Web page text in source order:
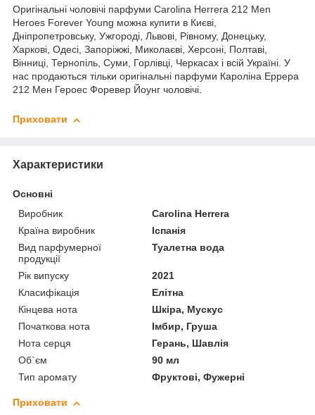
Оригінальні чоловічі парфуми Carolina Herrera 212 Men
Heroes Forever Young можна купити в Києві,
Дніпропетровську, Ужгороді, Львові, Рівному, Донецьку,
Харкові, Одесі, Запоріжжі, Миколаєві, Херсоні, Полтаві,
Вінниці, Тернопіль, Суми, Горлівці, Черкасах і всій Україні. У
нас продаються тільки оригінальні парфуми Кароліна Еррера
212 Мен Героес Форевер Йоунг чоловічі.
Приховати
Характеристики
Основні
Виробник
Carolina Herrera
Країна виробник
Іспанія
Вид парфумерної
продукції
Туалетна вода
Рік випуску
2021
Класифікація
Елітна
Кінцева нота
Шкіра, Мускус
Початкова нота
Імбир, Груша
Нота серця
Герань, Шавлія
Об`єм
90 мл
Тип аромату
Фруктові, Фужерні
Приховати